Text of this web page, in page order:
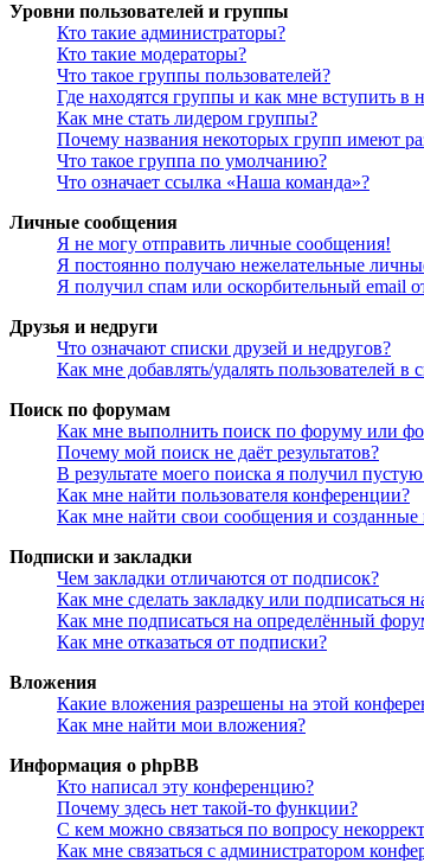
Уровни пользователей и группы
Кто такие администраторы?
Кто такие модераторы?
Что такое группы пользователей?
Где находятся группы и как мне вступить в
Как мне стать лидером группы?
Почему названия некоторых групп имеют
Что такое группа по умолчанию?
Что означает ссылка «Наша команда»?
Личные сообщения
Я не могу отправить личные сообщения!
Я постоянно получаю нежелательные
Я получил спам или оскорбительный email
Друзья и недруги
Что означают списки друзей и недругов?
Как мне добавлять/удалять пользователей в
Поиск по форумам
Как мне выполнить поиск по форуму или
Почему мой поиск не даёт результатов?
В результате моего поиска я получил
Как мне найти пользователя конференции?
Как мне найти свои сообщения и
Подписки и закладки
Чем закладки отличаются от подписок?
Как мне сделать закладку или подписаться
Как мне подписаться на определённый
Как мне отказаться от подписки?
Вложения
Какие вложения разрешены на этой
Как мне найти мои вложения?
Информация о phpBB
Кто написал эту конференцию?
Почему здесь нет такой-то функции?
С кем можно связаться по вопросу
Как мне связаться с администратором